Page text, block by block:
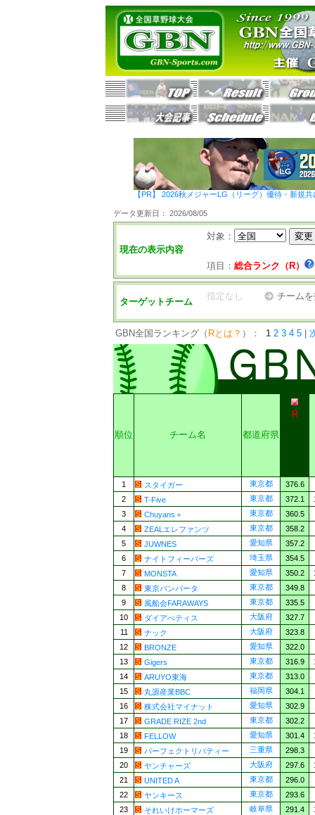
【PR】 2026秋メジャーLG（リーグ）優待・新規
データ更新日： 2026/08/05
現在の表示内容
対象：
項目： 総合ランク（R）
ターゲットチーム
指定なし チーム
GBN全国ランキング（ Rとは？ ）： 1 2 3 4 5
順位 チーム名 都道府県
R
1 スタイガー 東京都
376.6
2
T-Five 東京都 372.1
3
Chuyans＋ 東京都
360.5
4
ZEALエレファンツ 東京都
358.2
5
JUWNES 愛知県
357.2
6
ナイトフィーバーズ 埼玉県
354.5
7
MONSTA 愛知県 350.2
8
東京バンバータ 東京都
349.8
9
風船会FARAWAYS 東京都
335.5
10
ダイアべティス 大阪府
327.7
11
ナック 大阪府
323.8
12
BRONZE 愛知県
322.0
13
Gigers 東京都 316.9
14
ARUYO東海 東京都
313.0
15
丸源産業BBC 福岡県
304.1
16
株式会社マイナット 愛知県 302.9
17
GRADE RIZE 2nd 東京都
302.2
18
FELLOW 愛知県 301.4
19
パーフェクトリバティー 三重県
298.3
20
ヤンチャーズ 大阪府 297.6
21
UNITED A 東京都
296.0
22
ヤンキース 東京都
293.6
23
それいけホーマーズ 岐阜県 291.4